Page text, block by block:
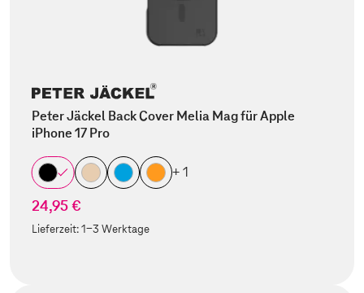
Peter Jäckel Back Cover Melia Mag für Apple
iPhone 17 Pro
+ 1
24,95 €
Lieferzeit:1-3 Werktage